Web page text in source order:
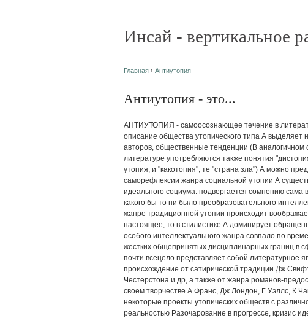
Инсай - вертикальное
Главная › Антиутопия
Антиутопия - это...
АНТИУТОПИЯ - самоосознающее течение в
описание общества утопического типа А выделяет
авторов, общественные тенденции (В аналогичном
литературе употребляются также понятия
утопия, и "какотопия", те "страна зла") А можно
саморефлексии жанра социальной утопии А
идеального социума: подвергается сомнению сама
какого бы то ни было преобразовательного
жанре традиционной утопии происходит
настоящее, то в стилистике А доминирует
особого интеллектуального жанра совпало по
жестких общепринятых дисциплинарных границ в
почти всецело представляет собой литературное
происхождение от сатирической традиции Дж
Честерстона и др, а также от жанра романов-
своем творчестве А Франс, Дж Лондон, Г Уэллс, К
некоторые проекты утопических обществ с
реальностью Разочарование в прогрессе, кризис